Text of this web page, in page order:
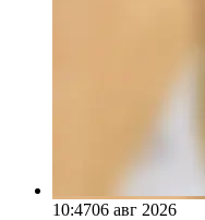
10:4706 авг 2026